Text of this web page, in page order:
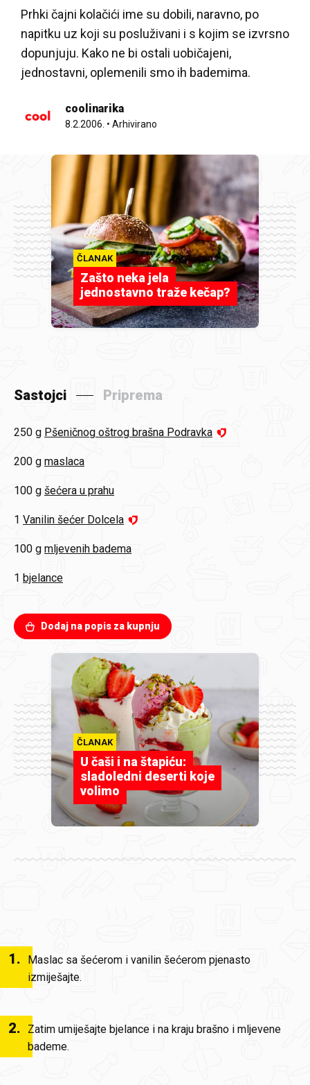
Prhki čajni kolačići ime su dobili, naravno, po
napitku uz koji su posluživani i s kojim se izvrsno
dopunjuju. Kako ne bi ostali uobičajeni,
jednostavni, oplemenili smo ih bademima.
coolinarika
8.2.2006. • Arhivirano
ČLANAK
Zašto neka jela
jednostavno traže kečap?
Sastojci Priprema
250 g Pšeničnog oštrog brašna Podravka
200 g maslaca
100 g šećera u prahu
1 Vanilin šećer Dolcela
100 g mljevenih badema
1 bjelance
Dodaj na popis za kupnju
ČLANAK
U čaši i na štapiću:
sladoledni deserti koje
volimo
1.
Maslac sa šećerom i vanilin šećerom pjenasto
izmiješajte.
2.
Zatim umiješajte bjelance i na kraju brašno i mljevene
bademe.